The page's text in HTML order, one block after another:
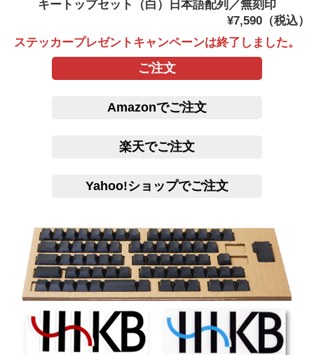
キートップセット（白）日本語配列／無刻印
¥7,590（税込）
ステッカープレゼントキャンペーンは終了しました。
ご注文
Amazonでご注文
楽天でご注文
Yahoo!ショップでご注文